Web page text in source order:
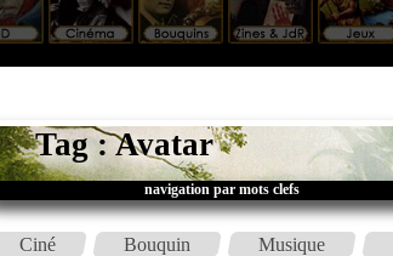
Tag : Avatar
navigation par mots clefs
Ciné Bouquin Musique